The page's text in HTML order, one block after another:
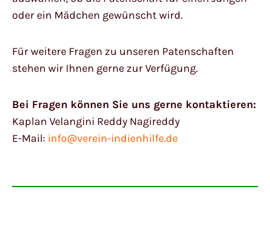
oder ein Mädchen gewünscht wird.
Für weitere Fragen zu unseren Patenschaften
stehen wir Ihnen gerne zur Verfügung.
Bei Fragen können Sie uns gerne kontaktieren:
Kaplan Velangini Reddy Nagireddy
E-Mail: info@verein-indienhilfe.de